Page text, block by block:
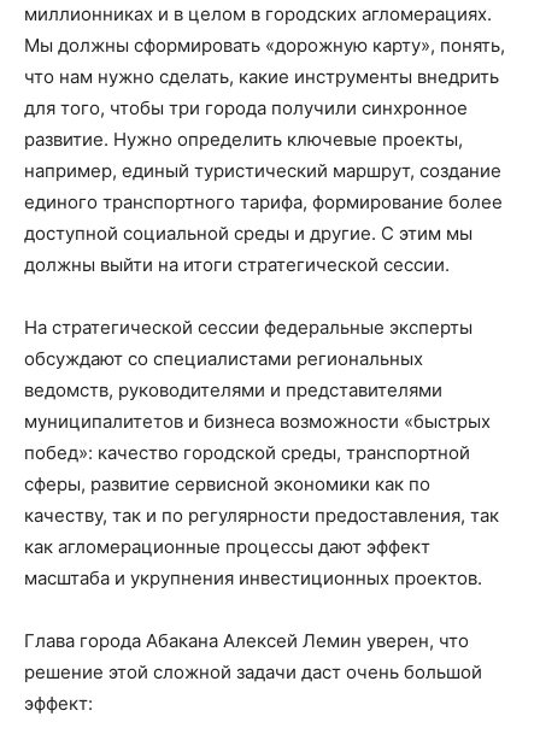
миллионниках и в целом в городских агломерациях.
Мы должны сформировать «дорожную карту», понять,
что нам нужно сделать, какие инструменты внедрить
для того, чтобы три города получили синхронное
развитие. Нужно определить ключевые проекты,
например, единый туристический маршрут, создание
единого транспортного тарифа, формирование более
доступной социальной среды и другие. С этим мы
должны выйти на итоги стратегической сессии.
На стратегической сессии федеральные эксперты
обсуждают со специалистами региональных
ведомств, руководителями и представителями
муниципалитетов и бизнеса возможности «быстрых
побед»: качество городской среды, транспортной
сферы, развитие сервисной экономики как по
качеству, так и по регулярности предоставления, так
как агломерационные процессы дают эффект
масштаба и укрупнения инвестиционных проектов.
Глава города Абакана Алексей Лемин уверен, что
решение этой сложной задачи даст очень большой
эффект: